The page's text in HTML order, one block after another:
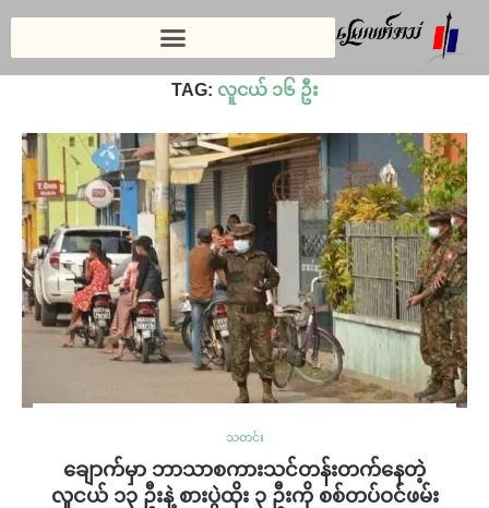
TAG: လူငယ် ၁၆ ဦး
သတင်း
ချောက်မှာ ဘာသာစကားသင်တန်းတက်နေတဲ့
လူငယ် ၁၃ ဦးနဲ့ စားပွဲထိုး ၃ ဦးကို စစ်တပ်ဝင်ဖမ်း